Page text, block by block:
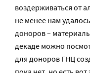
воздерживаться от
не менее нам
доноров –
декаде можно
для доноров ГНЦ